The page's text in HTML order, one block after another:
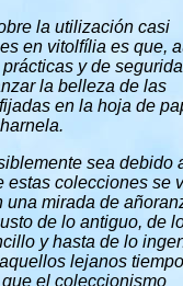
la utilización casi
en vitolfília es que,
y de
la belleza de las
en la hoja de
sea debido
estas colecciones se
una mirada de
de lo antiguo, de
y hasta de lo
lejanos
el coleccionismo